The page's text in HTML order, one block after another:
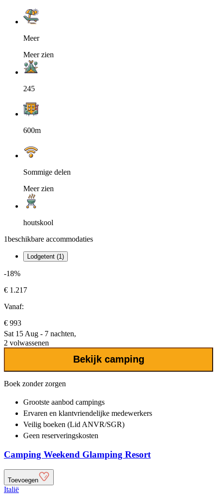
Meer
Meer zien
245
600m
Sommige delen
Meer zien
houtskool
1beschikbare accommodaties
Lodgetent (1)
-18%
€ 1.217
Vanaf:
€ 993
Sat 15 Aug - 7 nachten,
2 volwassenen
Bekijk camping
Boek zonder zorgen
Grootste aanbod campings
Ervaren en klantvriendelijke medewerkers
Veilig boeken (Lid ANVR/SGR)
Geen reserveringskosten
Camping Weekend Glamping Resort
Toevoegen
Italië